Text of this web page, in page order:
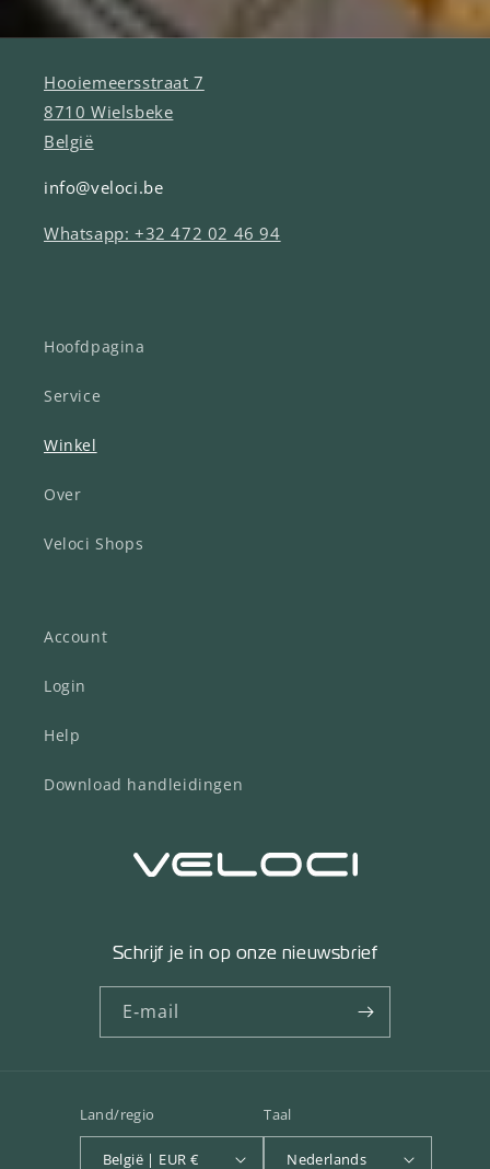
Hooiemeersstraat 7
8710 Wielsbeke
België
info@veloci.be
Whatsapp: +32 472 02 46 94
Hoofdpagina
Service
Winkel
Over
Veloci Shops
Account
Login
Help
Download handleidingen
Schrijf je in op onze nieuwsbrief
E‑mail
Land/regio
België | EUR €
Taal
Nederlands